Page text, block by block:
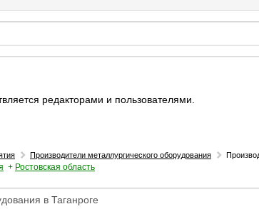
редакторами и пользователями.
Производители металлургического оборудования
+ Ростовская область